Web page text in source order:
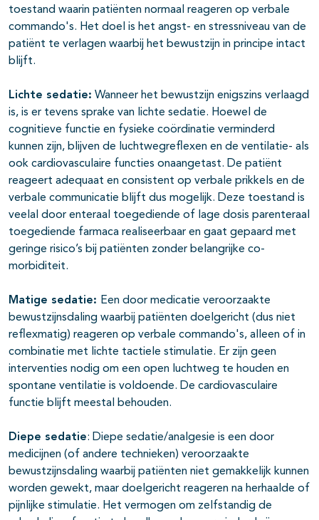
toestand waarin patiënten normaal reageren op verbale
commando's. Het doel is het angst- en stressniveau van de
patiënt te verlagen waarbij het bewustzijn in principe intact
blijft.
Lichte sedatie: Wanneer het bewustzijn enigszins verlaagd
is, is er tevens sprake van lichte sedatie. Hoewel de
cognitieve functie en fysieke coördinatie verminderd
kunnen zijn, blijven de luchtwegreflexen en de ventilatie- als
ook cardiovasculaire functies onaangetast. De patiënt
reageert adequaat en consistent op verbale prikkels en de
verbale communicatie blijft dus mogelijk. Deze toestand is
veelal door enteraal toegediende of lage dosis parenteraal
toegediende farmaca realiseerbaar en gaat gepaard met
geringe risico’s bij patiënten zonder belangrijke co-
morbiditeit.
Matige sedatie: Een door medicatie veroorzaakte
bewustzijnsdaling waarbij patiënten doelgericht (dus niet
reflexmatig) reageren op verbale commando's, alleen of in
combinatie met lichte tactiele stimulatie. Er zijn geen
interventies nodig om een open luchtweg te houden en
spontane ventilatie is voldoende. De cardiovasculaire
functie blijft meestal behouden.
Diepe sedatie: Diepe sedatie/analgesie is een door
medicijnen (of andere technieken) veroorzaakte
bewustzijnsdaling waarbij patiënten niet gemakkelijk kunnen
worden gewekt, maar doelgericht reageren na herhaalde of
pijnlijke stimulatie. Het vermogen om zelfstandig de